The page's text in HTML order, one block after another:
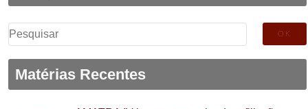
Pesquisar
por:
Matérias Recentes